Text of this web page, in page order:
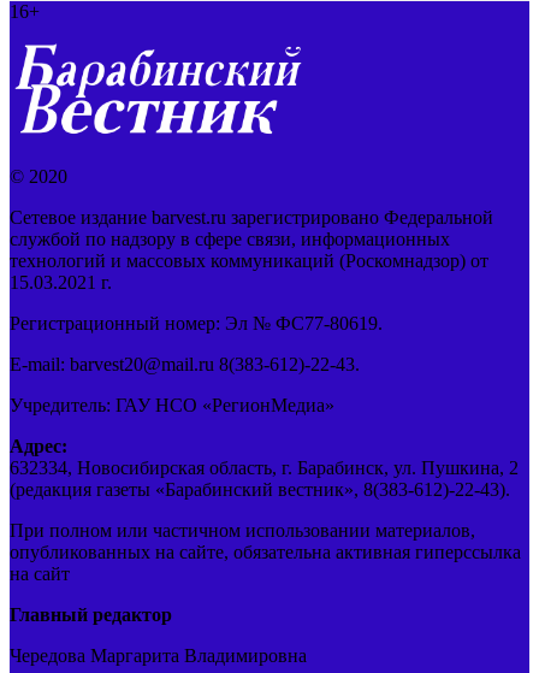
16+
© 2020
Сетевое издание barvest.ru зарегистрировано Федеральной
службой по надзору в сфере связи, информационных
технологий и массовых коммуникаций (Роскомнадзор) от
15.03.2021 г.
Регистрационный номер: Эл № ФС77-80619.
E-mail: barvest20@mail.ru 8(383-612)-22-43.
Учредитель: ГАУ НСО «РегионМедиа»
Адрес:
632334, Новосибирская область, г. Барабинск, ул. Пушкина, 2
(редакция газеты «Барабинский вестник», 8(383-612)-22-43).
При полном или частичном использовании материалов,
опубликованных на сайте, обязательна активная гиперссылка
на сайт
Главный редактор
Чередова Маргарита Владимировна